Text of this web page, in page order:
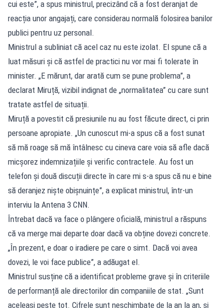
cui este”, a spus ministrul, precizând că a fost deranjat de
reacția unor angajați, care considerau normală folosirea banilor
publici pentru uz personal.
Ministrul a subliniat că acel caz nu este izolat. El spune că a
luat măsuri și că astfel de practici nu vor mai fi tolerate în
minister. „E mărunt, dar arată cum se pune problema”, a
declarat Miruță, vizibil indignat de „normalitatea” cu care sunt
tratate astfel de situații.
Miruță a povestit că presiunile nu au fost făcute direct, ci prin
persoane apropiate. „Un cunoscut mi-a spus că a fost sunat
să mă roage să mă întâlnesc cu cineva care voia să afle dacă
micșorez indemnizațiile și verific contractele. Au fost un
telefon și două discuții directe în care mi s-a spus că nu e bine
să deranjez niște obișnuințe”, a explicat ministrul, într-un
interviu la Antena 3 CNN.
Întrebat dacă va face o plângere oficială, ministrul a răspuns
că va merge mai departe doar dacă va obține dovezi concrete.
„În prezent, e doar o iradiere pe care o simt. Dacă voi avea
dovezi, le voi face publice”, a adăugat el.
Ministrul susține că a identificat probleme grave și în criteriile
de performanță ale directorilor din companiile de stat. „Sunt
aceleași peste tot. Cifrele sunt neschimbate de la an la an, și